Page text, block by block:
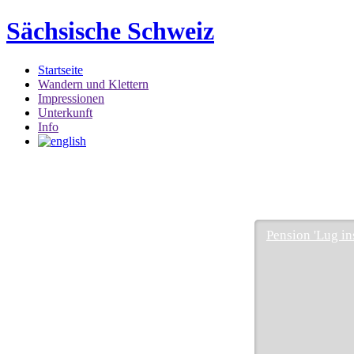
Sächsische Schweiz
Startseite
Wandern und Klettern
Impressionen
Unterkunft
Info
Pension 'Lug